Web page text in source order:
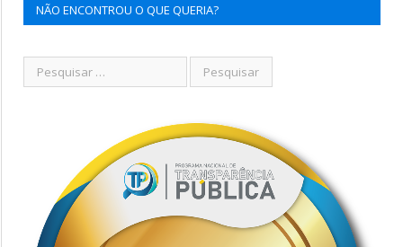
NÃO ENCONTROU O QUE QUERIA?